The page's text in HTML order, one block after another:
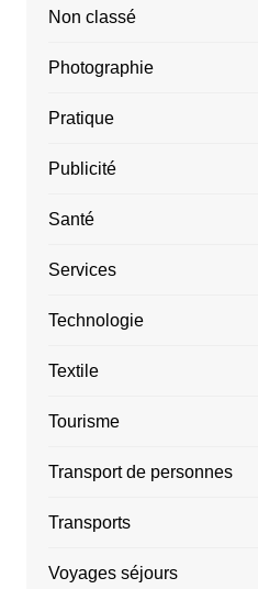
Non classé
Photographie
Pratique
Publicité
Santé
Services
Technologie
Textile
Tourisme
Transport de personnes
Transports
Voyages séjours